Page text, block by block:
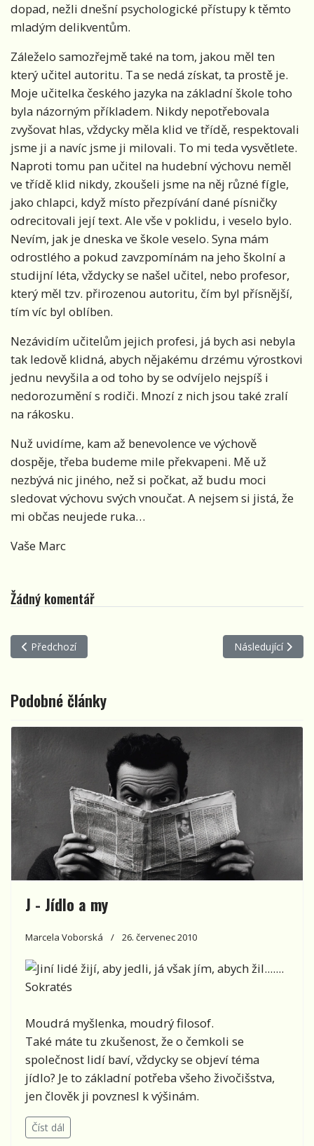
dopad, nežli dnešní psychologické přístupy k těmto
mladým delikventům.
Záleželo samozřejmě také na tom, jakou měl ten
který učitel autoritu. Ta se nedá získat, ta prostě je.
Moje učitelka českého jazyka na základní škole toho
byla názorným příkladem. Nikdy nepotřebovala
zvyšovat hlas, vždycky měla klid ve třídě, respektovali
jsme ji a navíc jsme ji milovali. To mi teda vysvětlete.
Naproti tomu pan učitel na hudební výchovu neměl
ve třídě klid nikdy, zkoušeli jsme na něj různé fígle,
jako chlapci, když místo přezpívání dané písničky
odrecitovali její text. Ale vše v poklidu, i veselo bylo.
Nevím, jak je dneska ve škole veselo. Syna mám
odrostlého a pokud zavzpomínám na jeho školní a
studijní léta, vždycky se našel učitel, nebo profesor,
který měl tzv. přirozenou autoritu, čím byl přísnější,
tím víc byl oblíben.
Nezávidím učitelům jejich profesi, já bych asi nebyla
tak ledově klidná, abych nějakému drzému výrostkovi
jednu nevyšila a od toho by se odvíjelo nejspíš i
nedorozumění s rodiči. Mnozí z nich jsou také zralí
na rákosku.
Nuž uvidíme, kam až benevolence ve výchově
dospěje, třeba budeme mile překvapeni. Mě už
nezbývá nic jiného, než si počkat, až budu moci
sledovat výchovu svých vnoučat. A nejsem si jistá, že
mi občas neujede ruka…
Vaše Marc
Žádný komentář
Předchozí článek: V - Vzdělání
Předchozí Další článek: T -
Následující
Podobné články
J - Jídlo a my
Marcela Voborská 26. červenec 2010
Jiní lidé žijí, aby jedli, já však jím, abych žil.......
Sokratés
Moudrá myšlenka, moudrý filosof.
Také máte tu zkušenost, že o čemkoli se
společnost lidí baví, vždycky se objeví téma
jídlo? Je to základní potřeba všeho živočišstva,
jen člověk ji povznesl k výšinám.
Číst dál